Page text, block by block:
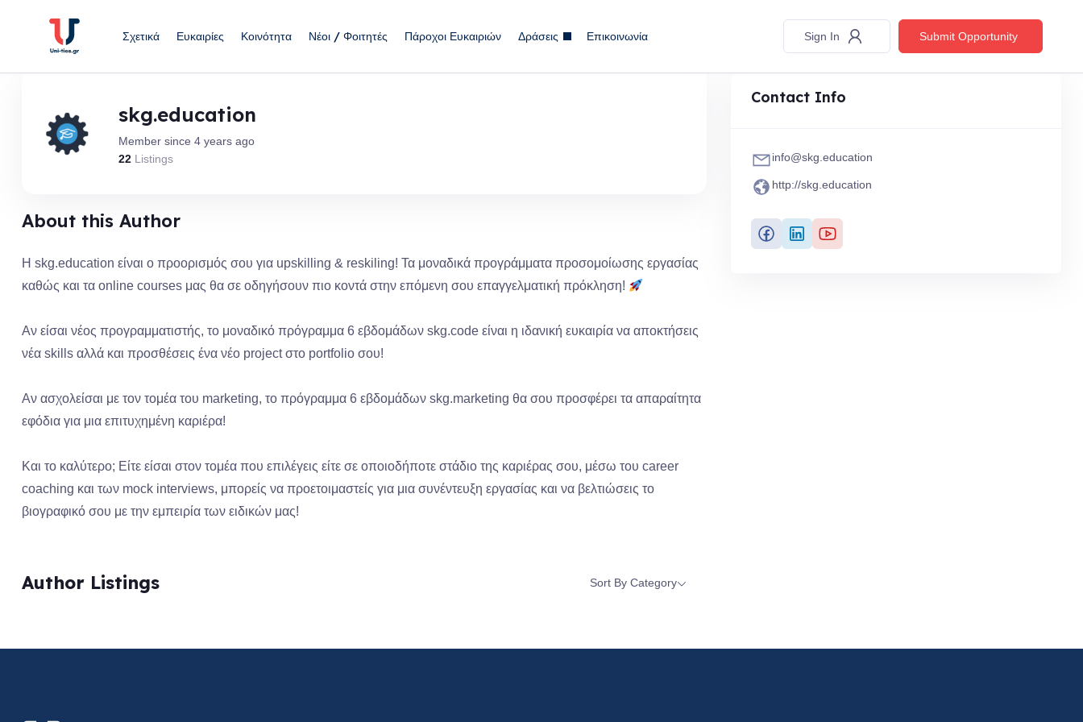
Σχετικά Ευκαιρίες Κοινότητα Νέοι / Φοιτητές Πάροχοι Ευκαιριών Δράσεις Επικοινωνία Sign In Submit Opportunity
skg.education
Member since 4 years ago
22 Listings
About this Author
Η skg.education είναι ο προορισμός σου για upskilling & reskiling! Τα μοναδικά προγράμματα προσομοίωσης εργασίας
καθώς και τα online courses μας θα σε οδηγήσουν πιο κοντά στην επόμενη σου επαγγελματική πρόκληση!
Αν είσαι νέος προγραμματιστής, το μοναδικό πρόγραμμα 6 εβδομάδων skg.code είναι η ιδανική ευκαιρία να αποκτήσεις
νέα skills αλλά και προσθέσεις ένα νέο project στο portfolio σου!
Αν ασχολείσαι με τον τομέα του marketing, το πρόγραμμα 6 εβδομάδων skg.marketing θα σου προσφέρει τα απαραίτητα
εφόδια για μια επιτυχημένη καριέρα!
Και το καλύτερο; Είτε είσαι στον τομέα που επιλέγεις είτε σε οποιοδήποτε στάδιο της καριέρας σου, μέσω του career
coaching και των mock interviews, μπορείς να προετοιμαστείς για μια συνέντευξη εργασίας και να βελτιώσεις το
βιογραφικό σου με την εμπειρία των ειδικών μας!
Author Listings Sort By Category
Contact Info
info@skg.education
http://skg.education